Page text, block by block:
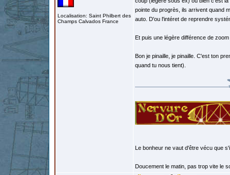
Localisation: Saint Philbert des
Champs Calvados France
pointe du progrès, ils arrivent quand
auto. D'ou l'intéret de reprendre
Et puis une légère différence de
Bon je pinaille, je pinaille. C'est ton
quand tu nous tient).
Le bonheur ne vaut d'être vécu que
Doucement le matin, pas trop vite le